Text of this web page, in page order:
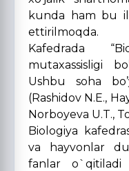
kunda ham bu
ettirilmoqda.
Kafedrada
mutaxassisligi
Ushbu soha
(Rashidov N.E.,
Norboyeva U.T.,
Biologiya
va hayvonlar
fanlar